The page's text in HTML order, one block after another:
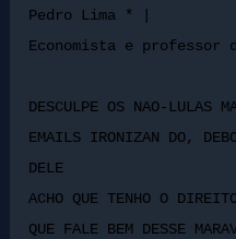
Pedro Lima * |
Economista e professor
DESCULPE OS NAO-LULAS
EMAILS IRONIZAN DO,
DELE
ACHO QUE TENHO O
QUE FALE BEM DESSE